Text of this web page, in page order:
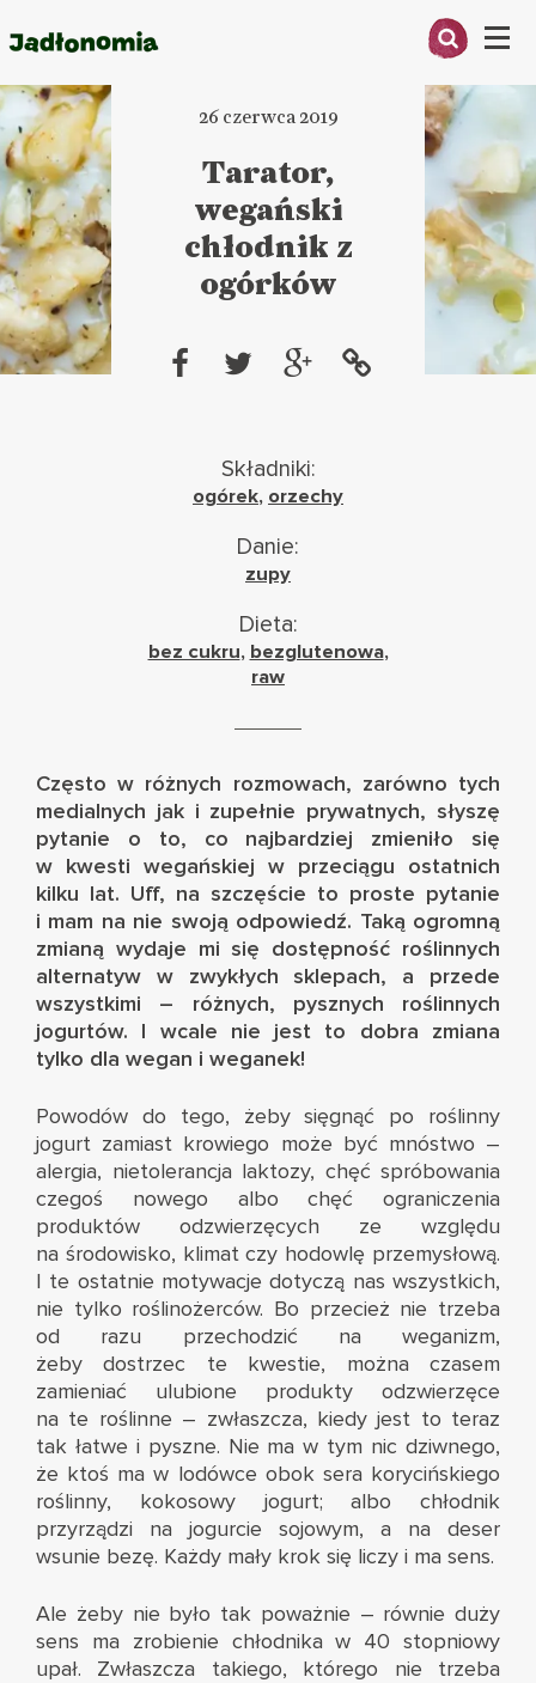
Menu
O MNIE
PRZEPISY
ARTYKUŁY
KSIĄŻKI
KONTAKT
26 czerwca 2019
Tarator,
wegański
chłodnik z
ogórków
Składniki:
ogórek, orzechy
Danie:
zupy
Dieta:
bez cukru, bezglutenowa,
raw
Często w różnych rozmowach, zarówno tych
medialnych jak i zupełnie prywatnych, słyszę
pytanie o to, co najbardziej zmieniło się
w kwesti wegańskiej w przeciągu ostatnich
kilku lat. Uff, na szczęście to proste pytanie
i mam na nie swoją odpowiedź. Taką ogromną
zmianą wydaje mi się dostępność roślinnych
alternatyw w zwykłych sklepach, a przede
wszystkimi – różnych, pysznych roślinnych
jogurtów. I wcale nie jest to dobra zmiana
tylko dla wegan i weganek!
Powodów do tego, żeby sięgnąć po roślinny
jogurt zamiast krowiego może być mnóstwo –
alergia, nietolerancja laktozy, chęć spróbowania
czegoś nowego albo chęć ograniczenia
produktów odzwierzęcych ze względu
na środowisko, klimat czy hodowlę przemysłową.
I te ostatnie motywacje dotyczą nas wszystkich,
nie tylko roślinożerców. Bo przecież nie trzeba
od razu przechodzić na weganizm,
żeby dostrzec te kwestie, można czasem
zamieniać ulubione produkty odzwierzęce
na te roślinne – zwłaszcza, kiedy jest to teraz
tak łatwe i pyszne. Nie ma w tym nic dziwnego,
że ktoś ma w lodówce obok sera korycińskiego
roślinny, kokosowy jogurt; albo chłodnik
przyrządzi na jogurcie sojowym, a na deser
wsunie bezę. Każdy mały krok się liczy i ma sens.
Ale żeby nie było tak poważnie – równie duży
sens ma zrobienie chłodnika w 40 stopniowy
upał. Zwłaszcza takiego, którego nie trzeba